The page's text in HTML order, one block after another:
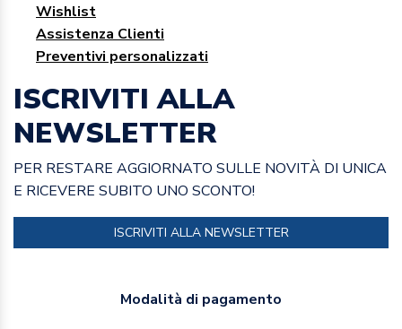
Wishlist
Assistenza Clienti
Preventivi personalizzati
ISCRIVITI ALLA
NEWSLETTER
PER RESTARE AGGIORNATO SULLE NOVITÀ DI UNICA
E RICEVERE SUBITO UNO SCONTO!
ISCRIVITI ALLA NEWSLETTER
Modalità di pagamento